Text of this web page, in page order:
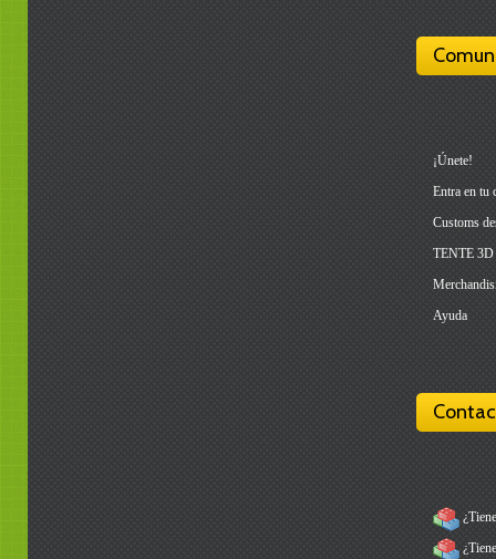
¡Únete!
Entra en tu
Customs
TENTE 3D
Ayuda